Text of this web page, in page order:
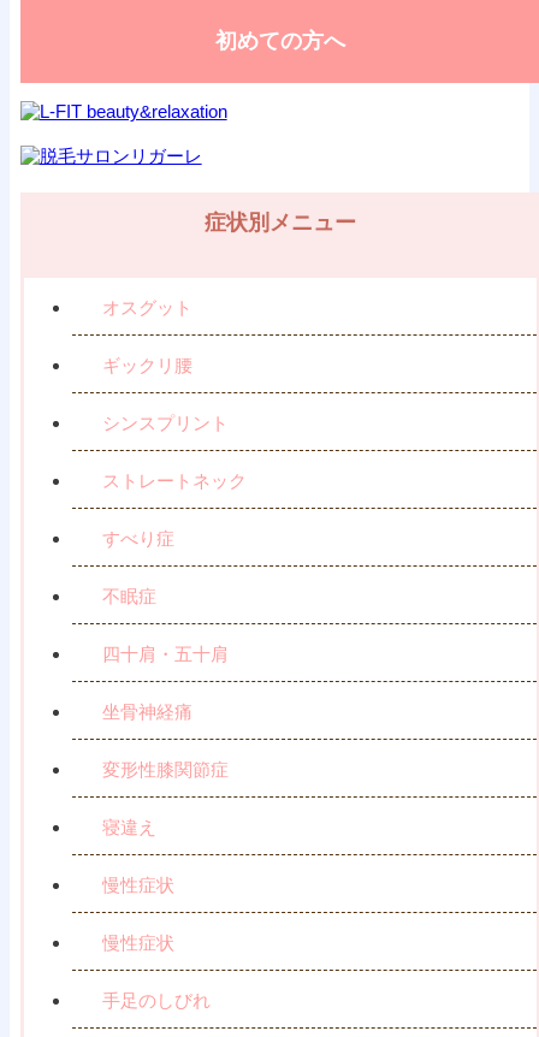
初めての方へ
症状別メニュー
オスグット
ギックリ腰
シンスプリント
ストレートネック
すべり症
不眠症
四十肩・五十肩
坐骨神経痛
変形性膝関節症
寝違え
慢性症状
慢性症状
手足のしびれ